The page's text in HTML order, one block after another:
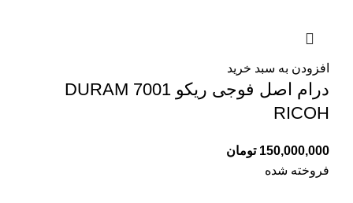
افزودن به سبد خرید
درام اصل فوجی ریکو 7001 DURAM
RICOH
150,000,000 تومان
فروخته شده